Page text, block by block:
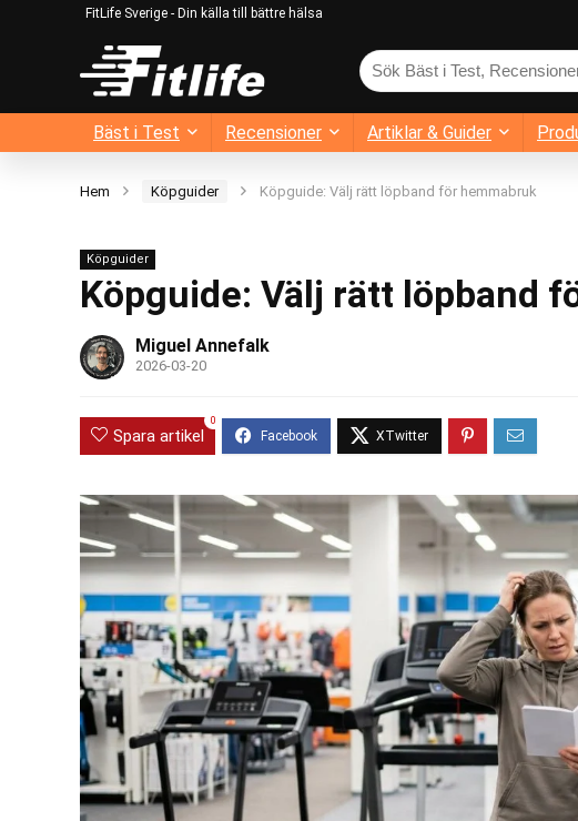
FitLife Sverige - Din källa till bättre hälsa
Bäst i Test Recensioner Artiklar & Guider
Hem Köpguider Köpguide: Välj rätt löpband för hemmabruk
Köpguider
Köpguide: Välj rätt löpband
Miguel Annefalk
2026-03-20
Spara artikel
0